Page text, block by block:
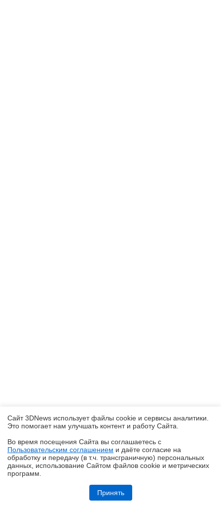
Обзор HONOR MagicPad 4: самый изящный планшет
Сайт 3DNews использует файлы cookie и сервисы аналитики.
Это помогает нам улучшать контент и работу Cайта.
Во время посещения Cайта вы соглашаетесь с
Пользовательским соглашением и даёте согласие на
обработку и передачу (в т.ч. трансграничную) персональных
данных, использование Cайтом файлов cookie и метрических
программ.
Принять